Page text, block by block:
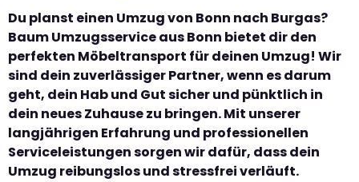
Du planst einen Umzug von Bonn nach Burgas?
Baum Umzugsservice aus Bonn bietet dir den
perfekten Möbeltransport für deinen Umzug! Wir
sind dein zuverlässiger Partner, wenn es darum
geht, dein Hab und Gut sicher und pünktlich in
dein neues Zuhause zu bringen. Mit unserer
langjährigen Erfahrung und professionellen
Serviceleistungen sorgen wir dafür, dass dein
Umzug reibungslos und stressfrei verläuft.